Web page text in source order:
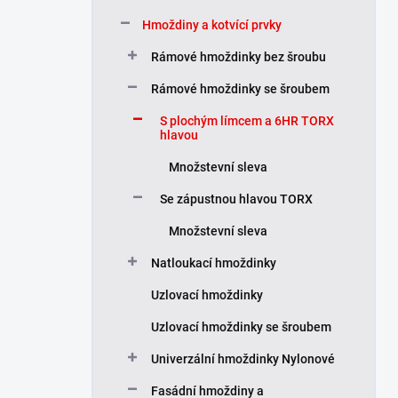
Hmoždiny a kotvící prvky
Rámové hmoždinky bez šroubu
Rámové hmoždinky se šroubem
S plochým límcem a 6HR TORX
hlavou
Množstevní sleva
Se zápustnou hlavou TORX
Množstevní sleva
Natloukací hmoždinky
Uzlovací hmoždinky
Uzlovací hmoždinky se šroubem
Univerzální hmoždinky Nylonové
Fasádní hmoždiny a